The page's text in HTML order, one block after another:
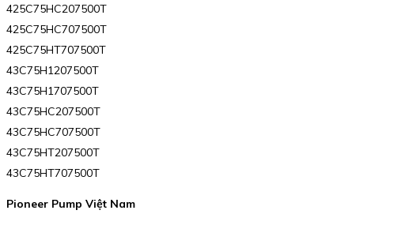
425C75HC207500T
425C75HC707500T
425C75HT707500T
43C75H1207500T
43C75H1707500T
43C75HC207500T
43C75HC707500T
43C75HT207500T
43C75HT707500T
Pioneer Pump Việt Nam